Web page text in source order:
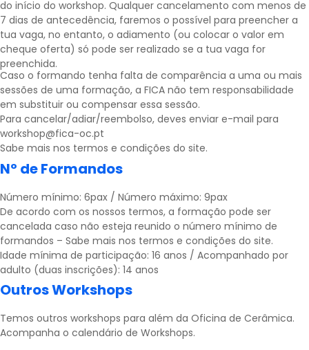
do início do workshop. Qualquer cancelamento com menos de
7 dias de antecedência, faremos o possível para preencher a
tua vaga, no entanto, o adiamento (ou colocar o valor em
cheque oferta) só pode ser realizado se a tua vaga for
preenchida.
Caso o formando tenha falta de comparência a uma ou mais
sessões de uma formação, a FICA não tem responsabilidade
em substituir ou compensar essa sessão.
Para cancelar/adiar/reembolso, deves enviar e-mail para
workshop@fica-oc.pt
Sabe mais nos termos e condições do site.
Nº de Formandos
Número mínimo: 6pax / Número máximo: 9pax
De acordo com os nossos termos, a formação pode ser
cancelada caso não esteja reunido o número mínimo de
formandos – Sabe mais nos termos e condições do site.
Idade mínima de participação: 16 anos / Acompanhado por
adulto (duas inscrições): 14 anos
Outros Workshops
Temos outros workshops para além da Oficina de Cerâmica.
Acompanha o calendário de Workshops.